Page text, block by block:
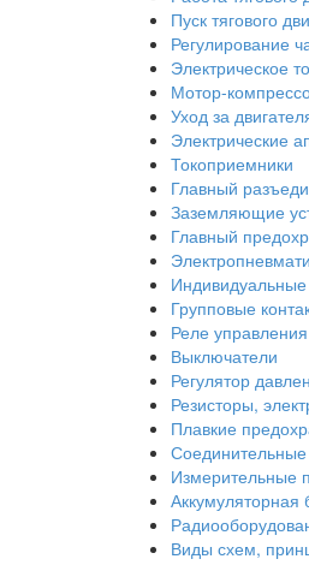
Пуск тягового
Регулирование
Электрическое
Мотор-
Уход за
Электрические
Токоприемники
Главный
Заземляющие
Главный
Индивидуальные
Групповые
Реле
Выключатели
Регулятор
Резисторы,
Плавкие
Соединительные
Измерительные
Аккумуляторная
Виды схем,